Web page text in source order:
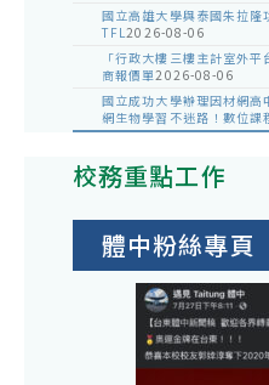
國立高雄大學與泰國朱拉
TFL2026-08-06
「行政大樓三樓主計室外
商報價單2026-08-06
國立成功大學辦理因材網
網生物學習不迷路！數位課
校務重點工作
體中粉絲專頁